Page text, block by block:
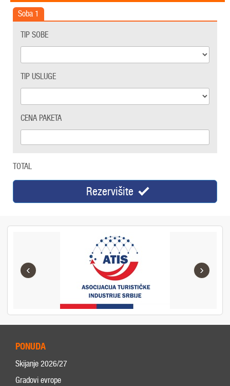
Soba 1
TIP SOBE
TIP USLUGE
CENA PAKETA
TOTAL
Rezervišite
‹ ›
PONUDA
Skijanje 2026/27
Gradovi evrope